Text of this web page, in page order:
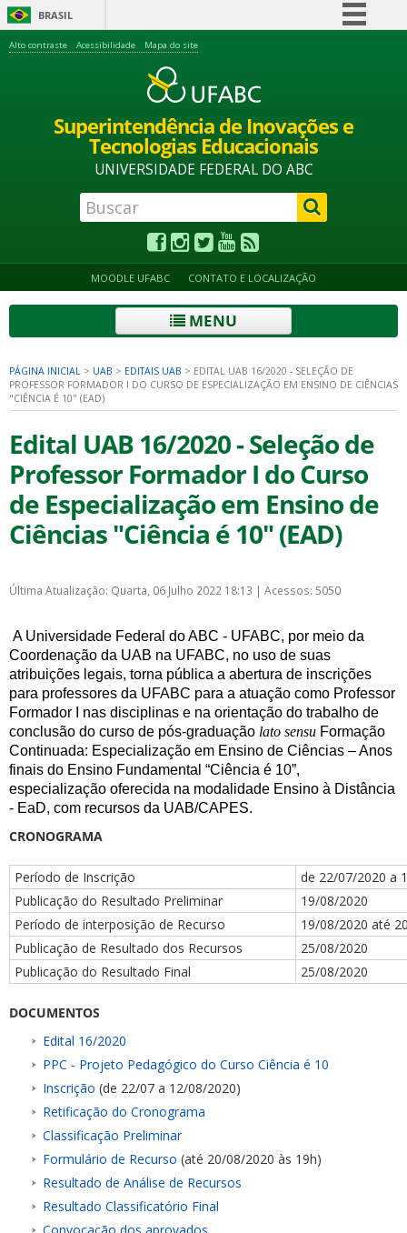
BRASIL
Acesso à informação
Legislação
Canais
Alto contraste Acessibilidade Mapa do site
Superintendência de Inovações e
Tecnologias Educacionais
UNIVERSIDADE FEDERAL DO ABC
MOODLE UFABC CONTATO E LOCALIZAÇÃO
MENU
PÁGINA INICIAL > UAB > EDITAIS UAB > EDITAL UAB 16/2020 - SELEÇÃO DE
PROFESSOR FORMADOR I DO CURSO DE ESPECIALIZAÇÃO EM ENSINO DE CIÊNCIAS
"CIÊNCIA É 10" (EAD)
Edital UAB 16/2020 - Seleção de
Professor Formador I do Curso
de Especialização em Ensino de
Ciências "Ciência é 10" (EAD)
Última Atualização: Quarta, 06 Julho 2022 18:13 | Acessos: 5050
A Universidade Federal do ABC - UFABC, por meio da
Coordenação da UAB na UFABC, no uso de suas
atribuições legais, torna pública a abertura de inscrições
para professores da UFABC para a atuação como Professor
Formador I nas disciplinas e na orientação do trabalho de
conclusão do curso de pós-graduação lato sensu Formação
Continuada: Especialização em Ensino de Ciências – Anos
finais do Ensino Fundamental “Ciência é 10”,
especialização oferecida na modalidade Ensino à Distância
- EaD, com recursos da UAB/CAPES.
CRONOGRAMA
Período de Inscrição
de 22/07/2020 a
Publicação do Resultado Preliminar
19/08/2020
Período de interposição de Recurso
19/08/2020 até
Publicação de Resultado dos Recursos
25/08/2020
Publicação do Resultado Final
25/08/2020
DOCUMENTOS
Edital 16/2020
PPC - Projeto Pedagógico do Curso Ciência é 10
Inscrição (de 22/07 a 12/08/2020)
Retificação do Cronograma
Classificação Preliminar
Formulário de Recurso (até 20/08/2020 às 19h)
Resultado de Análise de Recursos
Resultado Classificatório Final